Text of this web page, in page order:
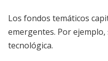
Los fondos temáticos
emergentes. Por
tecnológica.